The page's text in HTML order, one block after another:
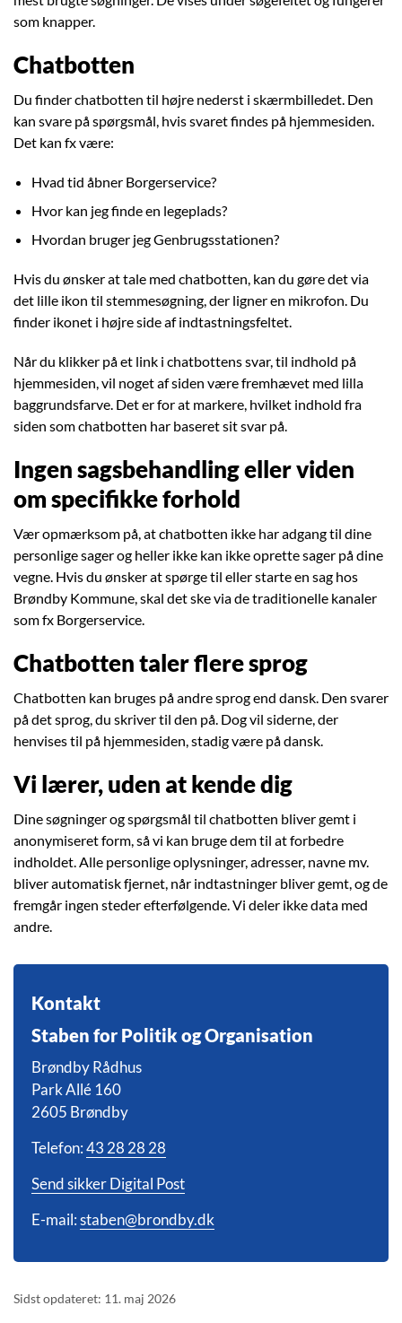
som knapper.
Chatbotten
Du finder chatbotten til højre nederst i skærmbilledet. Den
kan svare på spørgsmål, hvis svaret findes på hjemmesiden.
Det kan fx være:
Hvad tid åbner Borgerservice?
Hvor kan jeg finde en legeplads?
Hvordan bruger jeg Genbrugsstationen?
Hvis du ønsker at tale med chatbotten, kan du gøre det via
det lille ikon til stemmesøgning, der ligner en mikrofon. Du
finder ikonet i højre side af indtastningsfeltet.
Når du klikker på et link i chatbottens svar, til indhold på
hjemmesiden, vil noget af siden være fremhævet med lilla
baggrundsfarve. Det er for at markere, hvilket indhold fra
siden som chatbotten har baseret sit svar på.
Ingen sagsbehandling eller viden
om specifikke forhold
Vær opmærksom på, at chatbotten ikke har adgang til dine
personlige sager og heller ikke kan ikke oprette sager på dine
vegne. Hvis du ønsker at spørge til eller starte en sag hos
Brøndby Kommune, skal det ske via de traditionelle kanaler
som fx Borgerservice.
Chatbotten taler flere sprog
Chatbotten kan bruges på andre sprog end dansk. Den svarer
på det sprog, du skriver til den på. Dog vil siderne, der
henvises til på hjemmesiden, stadig være på dansk.
Vi lærer, uden at kende dig
Dine søgninger og spørgsmål til chatbotten bliver gemt i
anonymiseret form, så vi kan bruge dem til at forbedre
indholdet. Alle personlige oplysninger, adresser, navne mv.
bliver automatisk fjernet, når indtastninger bliver gemt, og de
fremgår ingen steder efterfølgende. Vi deler ikke data med
andre.
Kontakt
Staben for Politik og Organisation
Brøndby Rådhus
Park Allé 160
2605 Brøndby
Telefon:43 28 28 28
Send sikker Digital Post
E-mail:staben@brondby.dk
Sidst opdateret: 11. maj 2026